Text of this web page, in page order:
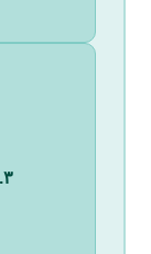
۳. روش‌شناسی دقیق و شفاف